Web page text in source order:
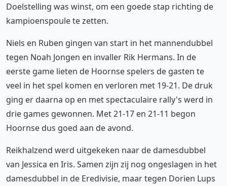
Doelstelling was winst, om een goede stap richting de
kampioenspoule te zetten.
Niels en Ruben gingen van start in het mannendubbel
tegen Noah Jongen en invaller Rik Hermans. In de
eerste game lieten de Hoornse spelers de gasten te
veel in het spel komen en verloren met 19-21. De druk
ging er daarna op en met spectaculaire rally's werd in
drie games gewonnen. Met 21-17 en 21-11 begon
Hoornse dus goed aan de avond.
Reikhalzend werd uitgekeken naar de damesdubbel
van Jessica en Iris. Samen zijn zij nog ongeslagen in het
damesdubbel in de Eredivisie, maar tegen Dorien Lups